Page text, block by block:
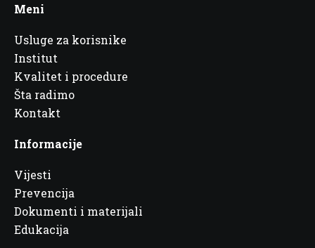
Meni
Usluge za korisnike
Institut
Kvalitet i procedure
Šta radimo
Kontakt
Informacije
Vijesti
Prevencija
Dokumenti i materijali
Edukacija